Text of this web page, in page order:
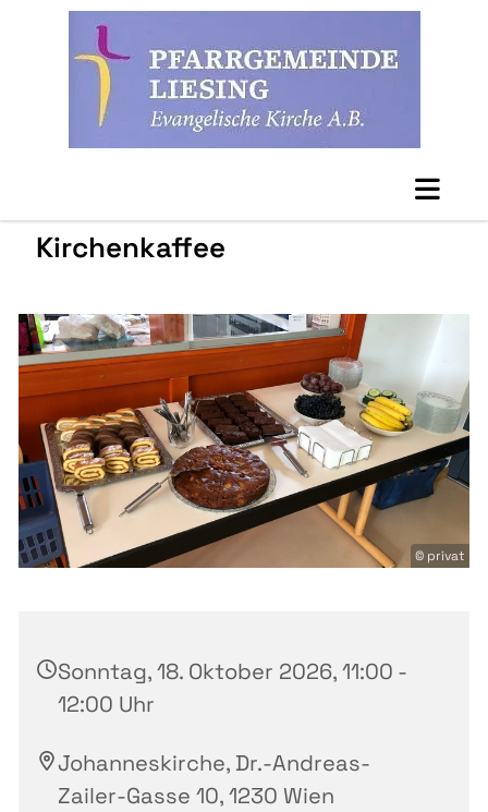
Kirchenkaffee
© privat
Sonntag, 18. Oktober 2026, 11:00 -
12:00 Uhr
Johanneskirche, Dr.-Andreas-
Zailer-Gasse 10, 1230 Wien